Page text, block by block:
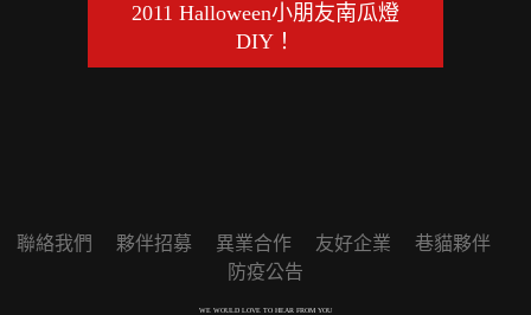
2011 Halloween小朋友南瓜燈
DIY！
聯絡我們 夥伴招募 異業合作 友好企業
巷貓夥伴
防疫公告
WE WOULD LOVE TO HEAR FROM YOU